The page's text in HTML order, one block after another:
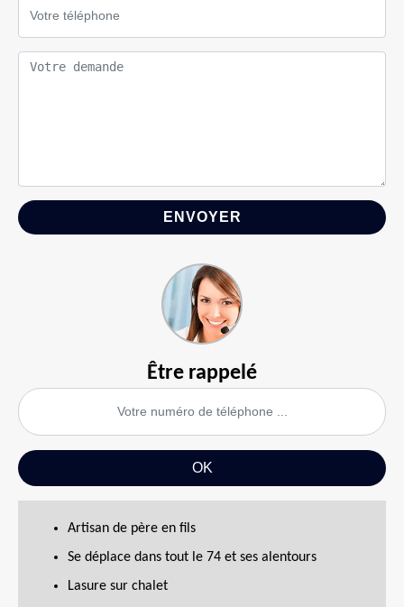
Être rappelé
Artisan de père en fils
Se déplace dans tout le 74 et ses alentours
Lasure sur chalet